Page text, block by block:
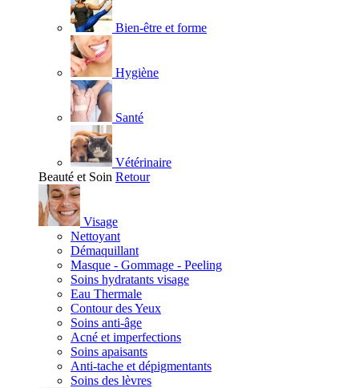
Bien-être et forme
Hygiène
Santé
Vétérinaire
Beauté et Soin Retour
Visage
Nettoyant
Démaquillant
Masque - Gommage - Peeling
Soins hydratants visage
Eau Thermale
Contour des Yeux
Soins anti-âge
Acné et imperfections
Soins apaisants
Anti-tache et dépigmentants
Soins des lèvres